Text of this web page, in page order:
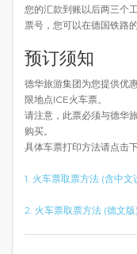
您的汇款到账以后两三个
票号，您可以在德国铁路
预订须知
德华旅游集团为您提供优
限地点ICE火车票。
请注意，此票必须与德华
购买。
具体车票打印方法请点击
1. 火车票取票方法 (含中文
2. 火车票取票方法 (德文版)